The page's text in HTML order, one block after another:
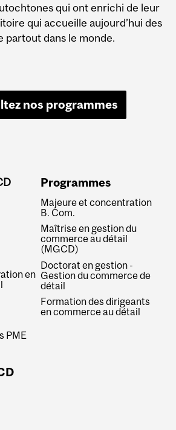
qui ont enrichi de leur
qui accueille aujourd’hui des
partout dans le monde.
nos programmes
en
PME
Programmes
Majeure et concentration
B. Com.
Maîtrise en gestion du
commerce au détail
(MGCD)
Doctorat en gestion -
Gestion du commerce de
détail
Formation des dirigeants
en commerce au détail